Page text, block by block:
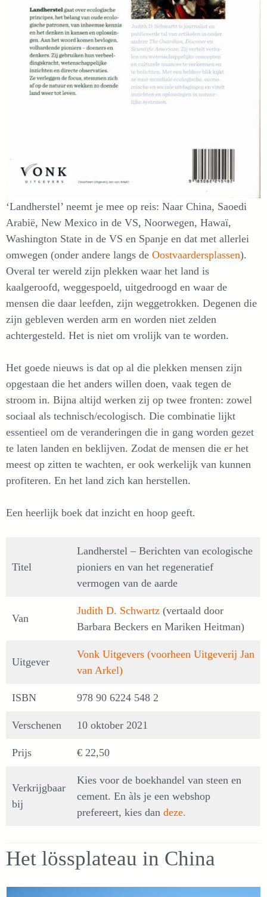
‘Landherstel’ neemt je mee op reis: Naar China, Saoedi
Arabië, New Mexico in de VS, Noorwegen, Hawaï,
Washington State in de VS en Spanje en dat met allerlei
omwegen (onder andere langs de Oostvaardersplassen).
Overal ter wereld zijn plekken waar het land is
kaalgeroofd, weggespoeld, uitgedroogd en waar de
mensen die daar leefden, zijn weggetrokken. Degenen die
zijn gebleven werden arm en worden niet zelden
achtergesteld. Het is niet om vrolijk van te worden.
Het goede nieuws is dat op al die plekken mensen zijn
opgestaan die het anders willen doen, vaak tegen de
stroom in. Bijna altijd werken zij op twee fronten: zowel
sociaal als technisch/ecologisch. Die combinatie lijkt
essentieel om de veranderingen die in gang worden gezet
te laten landen en beklijven. Zodat de mensen die er het
meest op zitten te wachten, er ook werkelijk van kunnen
profiteren. En het land zich kan herstellen.
Een heerlijk boek dat inzicht en hoop geeft.
Titel
Landherstel – Berichten van ecologische
pioniers en van het regeneratief
vermogen van de aarde
Van
Judith D. Schwartz (vertaald door
Barbara Beckers en Mariken Heitman)
Uitgever
Vonk Uitgevers (voorheen Uitgeverij Jan
van Arkel)
ISBN 978 90 6224 548 2
Verschenen 10 oktober 2021
Prijs € 22,50
Verkrijgbaar
bij
Kies voor de boekhandel van steen en
cement. En àls je een webshop
prefereert, kies dan deze.
Het lössplateau in China